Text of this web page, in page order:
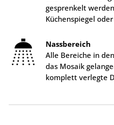
gesprenkelt
Küchenspiegel
Nassbereich
Alle Bereiche in
das Mosaik
komplett verlegte